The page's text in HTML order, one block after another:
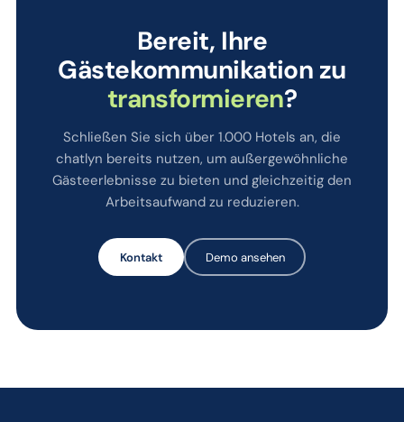
Bereit, Ihre
Gästekommunikation zu
transformieren?
Schließen Sie sich über 1.000 Hotels an, die
chatlyn bereits nutzen, um außergewöhnliche
Gästeerlebnisse zu bieten und gleichzeitig den
Arbeitsaufwand zu reduzieren.
Kontakt Demo ansehen